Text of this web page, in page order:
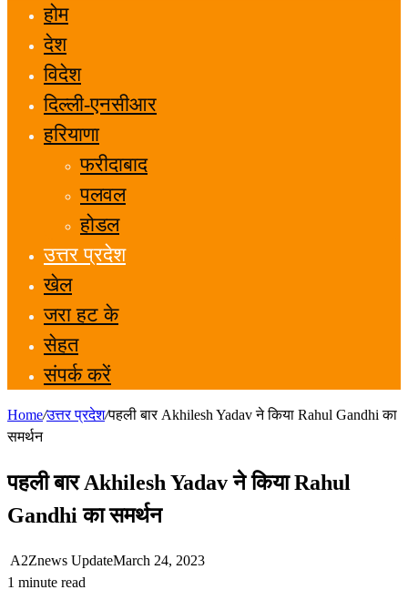
होम
देश
विदेश
दिल्ली-एनसीआर
हरियाणा
फरीदाबाद
पलवल
होडल
उत्तर प्रदेश
खेल
जरा हट के
सेहत
संपर्क करें
Home/उत्तर प्रदेश/पहली बार Akhilesh Yadav ने किया Rahul Gandhi का
समर्थन
पहली बार Akhilesh Yadav ने किया Rahul
Gandhi का समर्थन
A2Znews UpdateMarch 24, 2023
1 minute read